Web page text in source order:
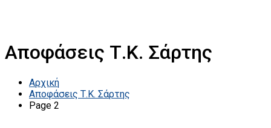
Αποφάσεις Τ.Κ. Σάρτης
Αρχική
Αποφάσεις Τ.Κ. Σάρτης
Page 2